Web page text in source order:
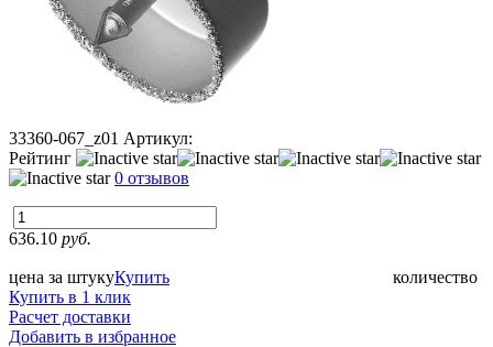
33360-067_z01 Артикул:
Рейтинг
0 отзывов
636.10 руб.
цена за штуку количество
Купить
Купить в 1 клик
Расчет доставки
Добавить в избранное